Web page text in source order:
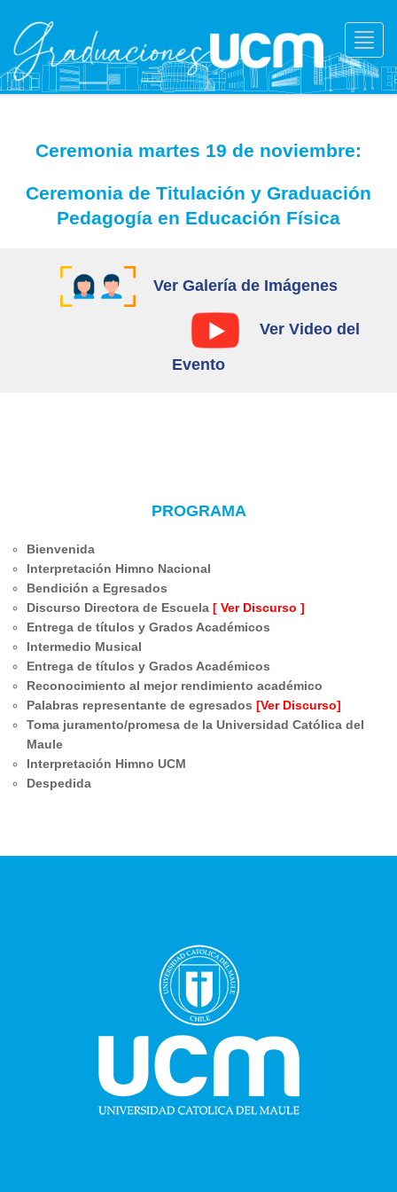
Ceremonia martes 19 de noviembre:
Ceremonia de Titulación y Graduación
Pedagogía en Educación Física
Ver Galería de Imágenes
Ver Video del
Evento
PROGRAMA
Bienvenida
Interpretación Himno Nacional
Bendición a Egresados
Discurso Directora de Escuela [ Ver Discurso ]
Entrega de títulos y Grados Académicos
Intermedio Musical
Entrega de títulos y Grados Académicos
Reconocimiento al mejor rendimiento académico
Palabras representante de egresados [Ver Discurso]
Toma juramento/promesa de la Universidad Católica del
Maule
Interpretación Himno UCM
Despedida